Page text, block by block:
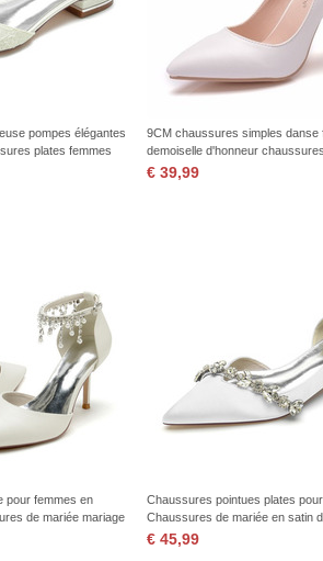
pompes élégantes
plates femmes
9CM chaussures simples danse
demoiselle d'honneur
de banquet
€ 39,99
pour femmes en
de mariée mariage
Chaussures pointues plates
Chaussures de mariée en satin
strass classique
€ 45,99